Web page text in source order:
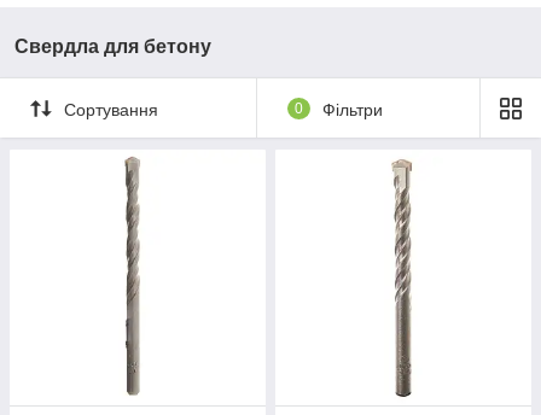
Свердла для бетону
Сортування 0 Фільтри